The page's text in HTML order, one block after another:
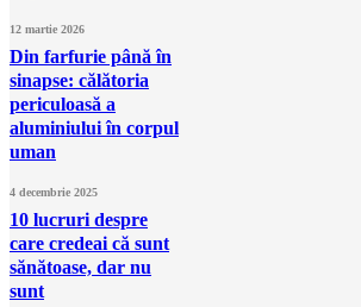
12 martie 2026
Din farfurie până în
sinapse: călătoria
periculoasă a
aluminiului în corpul
uman
4 decembrie 2025
10 lucruri despre
care credeai că sunt
sănătoase, dar nu
sunt